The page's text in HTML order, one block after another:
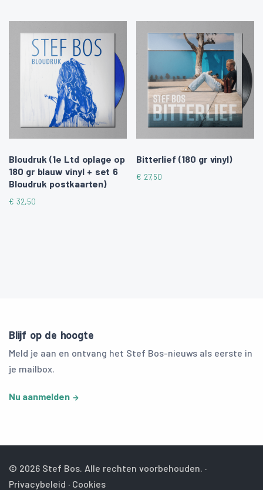
Bloudruk (1e Ltd oplage op
180 gr blauw vinyl + set 6
Bloudruk postkaarten)
€ 32,50
Bitterlief (180 gr vinyl)
€ 27,50
Blijf op de hoogte
Meld je aan en ontvang het Stef Bos-nieuws als eerste in
je mailbox.
Nu aanmelden
© 2026 Stef Bos. Alle rechten voorbehouden. ·
Privacybeleid · Cookies